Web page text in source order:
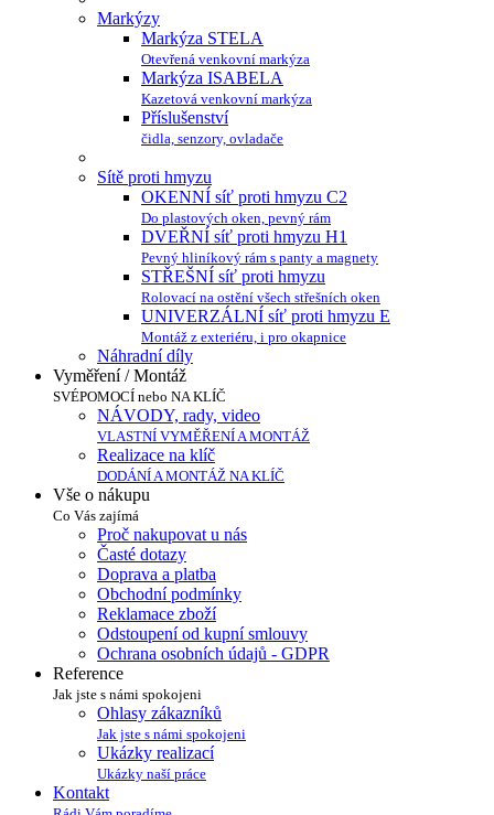
Markýzy
Markýza STELA
Otevřená venkovní markýza
Markýza ISABELA
Kazetová venkovní markýza
Příslušenství
čidla, senzory, ovladače
Sítě proti hmyzu
OKENNÍ síť proti hmyzu C2
Do plastových oken, pevný rám
DVEŘNÍ síť proti hmyzu H1
Pevný hliníkový rám s panty a magnety
STŘEŠNÍ síť proti hmyzu
Rolovací na ostění všech střešních oken
UNIVERZÁLNÍ síť proti hmyzu E
Montáž z exteriéru, i pro okapnice
Náhradní díly
Vyměření / Montáž
SVÉPOMOCÍ nebo NA KLÍČ
NÁVODY, rady, video
VLASTNÍ VYMĚŘENÍ A MONTÁŽ
Realizace na klíč
DODÁNÍ A MONTÁŽ NA KLÍČ
Vše o nákupu
Co Vás zajímá
Proč nakupovat u nás
Časté dotazy
Doprava a platba
Obchodní podmínky
Reklamace zboží
Odstoupení od kupní smlouvy
Ochrana osobních údajů - GDPR
Reference
Jak jste s námi spokojeni
Ohlasy zákazníků
Jak jste s námi spokojeni
Ukázky realizací
Ukázky naší práce
Kontakt